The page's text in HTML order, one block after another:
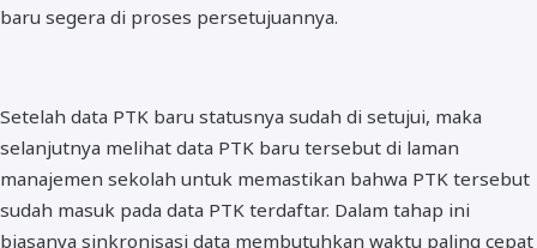
baru segera di proses persetujuannya.
Setelah data PTK baru statusnya sudah di setujui, maka
selanjutnya melihat data PTK baru tersebut di laman
manajemen sekolah untuk memastikan bahwa PTK tersebut
sudah masuk pada data PTK terdaftar. Dalam tahap ini
biasanya sinkronisasi data membutuhkan waktu paling cepat